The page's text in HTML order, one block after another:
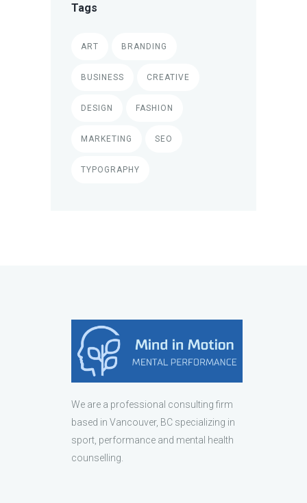
Tags
ART BRANDING
BUSINESS CREATIVE
DESIGN FASHION
MARKETING SEO
TYPOGRAPHY
We are a professional consulting firm
based in Vancouver, BC specializing in
sport, performance and mental health
counselling.